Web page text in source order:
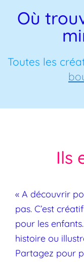
Où
Toutes les
Ils
« A découvrir
pas. C’est
pour les
histoire ou
Partagez pour